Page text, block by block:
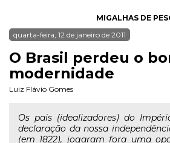
MIGALHAS DE
quarta-feira, 12 de janeiro de 2011
O Brasil perdeu o
modernidade
Luiz Flávio Gomes
Os pais (idealizadores) do
declaração da nossa
(em 1822), jogaram fora uma